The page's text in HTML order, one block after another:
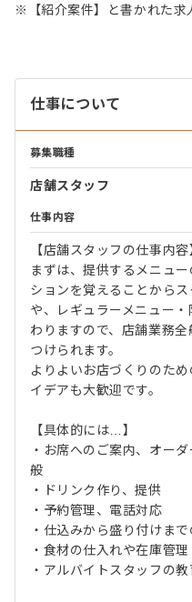
※【紹介案件】と書かれた求
仕事について
募集職種
店舗スタッフ
仕事内容
【店舗スタッフの仕事内容
まずは、提供するメニュ
ションを覚えることから
や、レギュラーメニュー
わりますので、店舗業務
つけられます。
よりよいお店づくりのた
イデアも大歓迎です。
【具体的には…】
・お席へのご案内、オー
般
・ドリンク作り、提供
・予約管理、電話対応
・仕込みから盛り付けま
・食材の仕入れや在庫管理
・アルバイトスタッフの